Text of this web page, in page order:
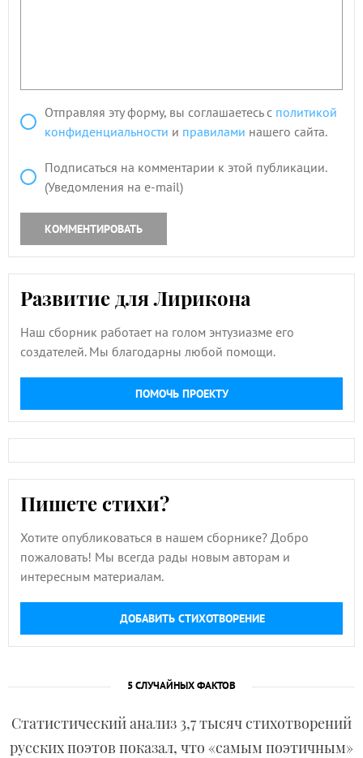
Отправляя эту форму, вы соглашаетесь с политикой
конфиденциальности и правилами нашего сайта.
Подписаться на комментарии к этой публикации.
(Уведомления на e-mail)
КОММЕНТИРОВАТЬ
Развитие для Лирикона
Наш сборник работает на голом энтузиазме его
создателей. Мы благодарны любой помощи.
ПОМОЧЬ ПРОЕКТУ
Пишете стихи?
Хотите опубликоваться в нашем сборнике? Добро
пожаловать! Мы всегда рады новым авторам и
интересным материалам.
ДОБАВИТЬ СТИХОТВОРЕНИЕ
5 СЛУЧАЙНЫХ ФАКТОВ
Статистический анализ 3,7 тысяч стихотворений
русских поэтов показал, что «самым поэтичным»